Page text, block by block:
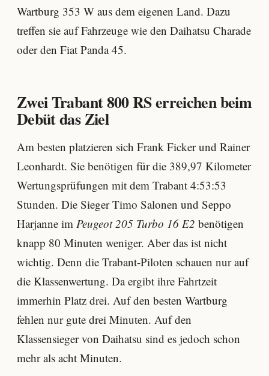
Wartburg 353 W aus dem eigenen Land. Dazu
treffen sie auf Fahrzeuge wie den Daihatsu Charade
oder den Fiat Panda 45.
Zwei Trabant 800 RS erreichen beim
Debüt das Ziel
Am besten platzieren sich Frank Ficker und Rainer
Leonhardt. Sie benötigen für die 389,97 Kilometer
Wertungsprüfungen mit dem Trabant 4:53:53
Stunden. Die Sieger Timo Salonen und Seppo
Harjanne im Peugeot 205 Turbo 16 E2 benötigen
knapp 80 Minuten weniger. Aber das ist nicht
wichtig. Denn die Trabant-Piloten schauen nur auf
die Klassenwertung. Da ergibt ihre Fahrtzeit
immerhin Platz drei. Auf den besten Wartburg
fehlen nur gute drei Minuten. Auf den
Klassensieger von Daihatsu sind es jedoch schon
mehr als acht Minuten.